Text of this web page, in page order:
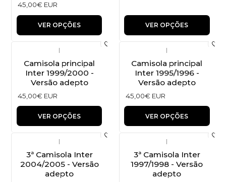
45,00€ EUR
VER OPÇÕES VER OPÇÕES
Camisola principal
Inter 1999/2000 -
Versão adepto
45,00€ EUR
VER OPÇÕES
Camisola principal
Inter 1995/1996 -
Versão adepto
45,00€ EUR
VER OPÇÕES
|
3ª Camisola Inter
2004/2005 - Versão
adepto
|
3ª Camisola Inter
1997/1998 - Versão
adepto